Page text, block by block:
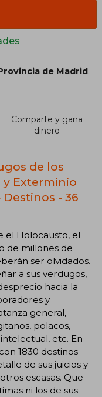
de Madrid.
Comparte y gana
dinero
de los
y Exterminio
Destinos - 36
el Holocausto, el
de millones de
ser olvidados.
a sus verdugos,
hacia la
y
general,
polacos,
etc. En
1830 destinos
de sus juicios y
escasas. Que
ni los de sus